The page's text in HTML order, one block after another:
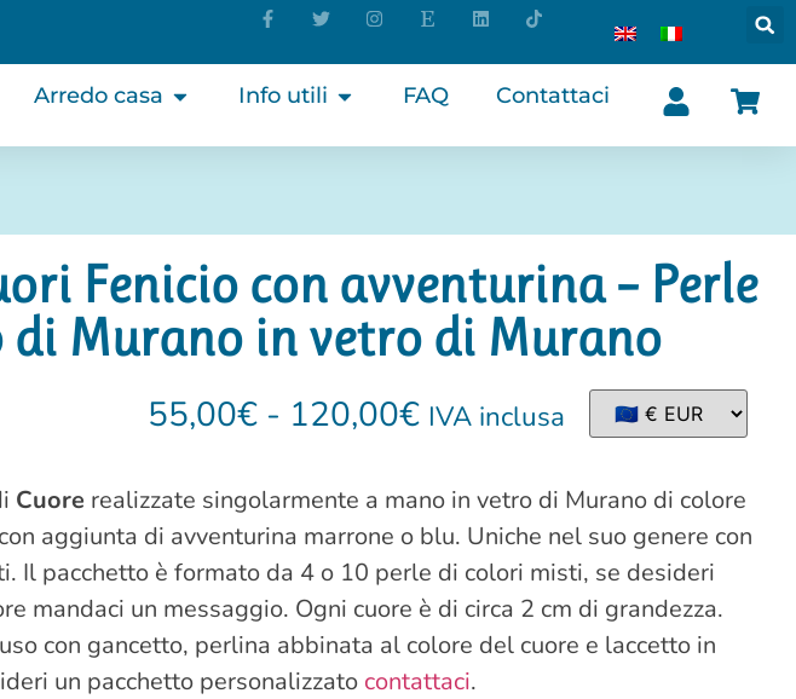
Arredo casa Info utili FAQ Contattaci
Fenicio con avventurina – Perle
di Murano in vetro di Murano
55,00€ - 120,00€ IVA inclusa
Cuore realizzate singolarmente a mano in vetro di Murano di colore
aggiunta di avventurina marrone o blu. Uniche nel suo genere con
Il pacchetto è formato da 4 o 10 perle di colori misti, se desideri
mandaci un messaggio. Ogni cuore è di circa 2 cm di grandezza.
con gancetto, perlina abbinata al colore del cuore e laccetto in
un pacchetto personalizzato contattaci.